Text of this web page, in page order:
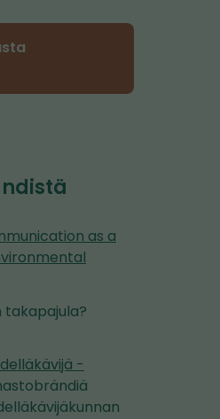
as a
takapajula?
-